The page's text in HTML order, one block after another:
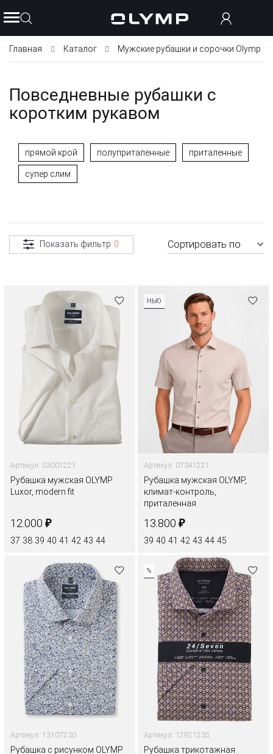
Главная Каталог Мужские рубашки и сорочки Olymp
Повседневные рубашки с
коротким рукавом
прямой крой полуприталенные приталенные
супер слим
Показать фильтр 0 Сортировать по
Артикул: 03001221
Рубашка мужская OLYMP
Luxor, modern fit
12.000 ₽
37 38 39 40 41 42 43 44
НЬЮ
Артикул: 07341221
Рубашка мужская OLYMP,
климат-контроль,
приталенная
13.800 ₽
39 40 41 42 43 44 45
Артикул: 13107230
Рубашка с рисунком OLYMP
%
Артикул: 12921235
Рубашка трикотажная